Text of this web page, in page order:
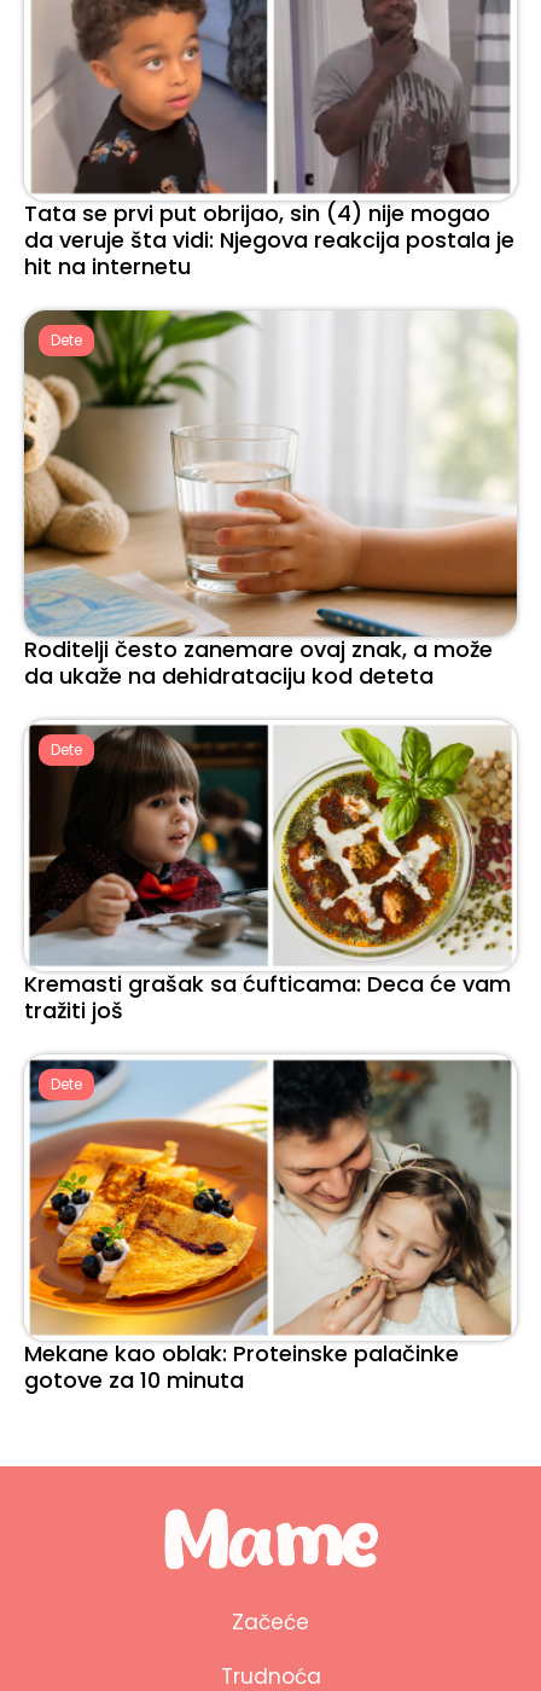
Tata se prvi put obrijao, sin (4) nije mogao
da veruje šta vidi: Njegova reakcija postala je
hit na internetu
Dete
Roditelji često zanemare ovaj znak, a može
da ukaže na dehidrataciju kod deteta
Dete
Kremasti grašak sa ćufticama: Deca će vam
tražiti još
Dete
Mekane kao oblak: Proteinske palačinke
gotove za 10 minuta
Začeće
Trudnoća